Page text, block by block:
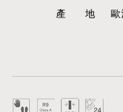
產地歐